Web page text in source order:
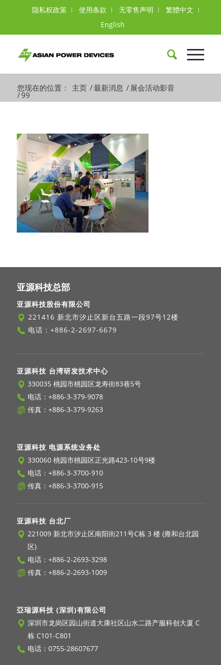
隐私权政策 使用条款 无零售声明
繁體中文
English
您现在的位置： 主页 /最新消息 / 展会活动影音
/99
亚源科技总部
亚源科技股份有限公司
221416 新北市汐止区新台五路一段97号12楼
电话： +886-2-2697-6679
亚源科技 台湾研发技术中心
330035 桃园市桃园区龙寿街83巷5号
电话： +886-3-379-9078
传真：+886-3-379-9263
亚源科技 电源系统业务处
330060 桃园市桃园区正光路423-10号9楼
电话： +886-3-3700-910
传真：+886-3-3700-915
亚源科技 台北厂
221009 新北市汐止区南阳街211号C栋 3 楼 (雍和台北园
区)
电话： +886-2-2693-3298
传真：+886-2-2693-1009
亞瑞源科技 (深圳)有限公司
深圳市龙岗区园山街道大康社区山水二路产服科创大厦 C
栋 C101-C801
电话： 0755-28607677